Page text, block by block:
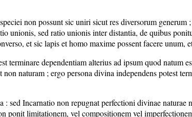
non possunt sic uniri sicut res diversorum
sed ratio unionis inter distantia, de quibus
et sic lapis et homo maxime possent facere unum,
terminare dependentiam alterius ad ipsum quod natum
naturam ; ergo persona divina independens potest
sed Incarnatio non repugnat perfectioni divinae
ponit limitationem, vel compositionem vel